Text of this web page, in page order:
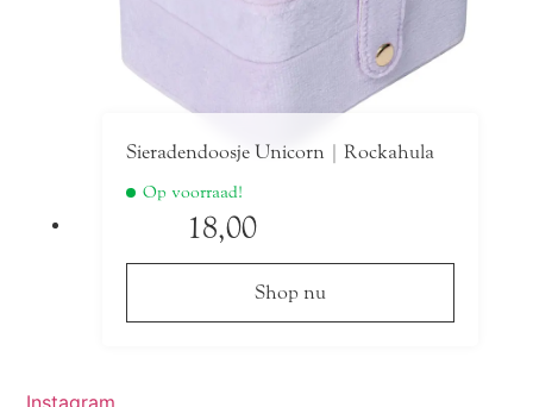
Sieradendoosje Unicorn | Rockahula
Op voorraad!
18,00
Shop nu